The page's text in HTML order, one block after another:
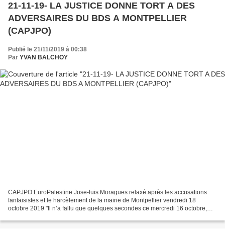
21-11-19- LA JUSTICE DONNE TORT A DES
ADVERSAIRES DU BDS A MONTPELLIER
(CAPJPO)
Publié le 21/11/2019 à 00:38
Par YVAN BALCHOY
CAPJPO EuroPalestine Jose-luis Moragues relaxé après les accusations
fantaisistes et le harcèlement de la mairie de Montpellier vendredi 18
octobre 2019 "Il n’a fallu que quelques secondes ce mercredi 16 octobre,